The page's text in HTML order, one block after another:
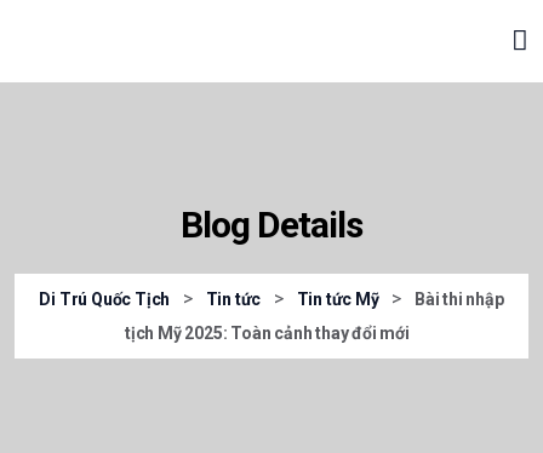
Blog Details
Di Trú Quốc Tịch > Tin tức > Tin tức Mỹ >
Bài thi nhập
tịch Mỹ 2025: Toàn cảnh thay đổi mới